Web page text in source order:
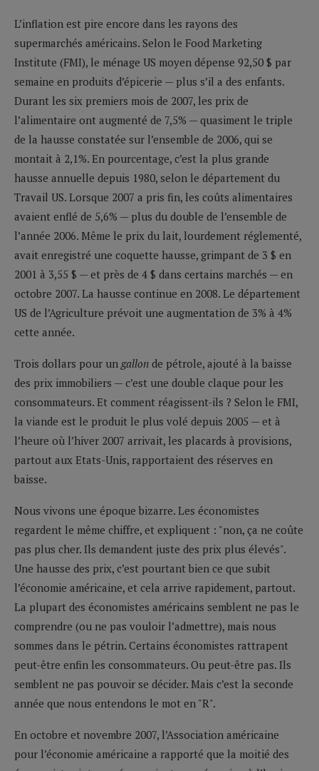
L’inflation est pire encore dans les rayons des
supermarchés américains. Selon le Food Marketing
Institute (FMI), le ménage US moyen dépense 92,50 $ par
semaine en produits d’épicerie — plus s’il a des enfants.
Durant les six premiers mois de 2007, les prix de
l’alimentaire ont augmenté de 7,5% — quasiment le triple
de la hausse constatée sur l’ensemble de 2006, qui se
montait à 2,1%. En pourcentage, c’est la plus grande
hausse annuelle depuis 1980, selon le département du
Travail US. Lorsque 2007 a pris fin, les coûts alimentaires
avaient enflé de 5,6% — plus du double de l’ensemble de
l’année 2006. Même le prix du lait, lourdement réglementé,
avait enregistré une coquette hausse, grimpant de 3 $ en
2001 à 3,55 $ — et près de 4 $ dans certains marchés — en
octobre 2007. La hausse continue en 2008. Le département
US de l’Agriculture prévoit une augmentation de 3% à 4%
cette année.
Trois dollars pour un gallon de pétrole, ajouté à la baisse
des prix immobiliers — c’est une double claque pour les
consommateurs. Et comment réagissent-ils ? Selon le FMI,
la viande est le produit le plus volé depuis 2005 — et à
l’heure où l’hiver 2007 arrivait, les placards à provisions,
partout aux Etats-Unis, rapportaient des réserves en
baisse.
Nous vivons une époque bizarre. Les économistes
regardent le même chiffre, et expliquent : "non, ça ne coûte
pas plus cher. Ils demandent juste des prix plus élevés".
Une hausse des prix, c’est pourtant bien ce que subit
l’économie américaine, et cela arrive rapidement, partout.
La plupart des économistes américains semblent ne pas le
comprendre (ou ne pas vouloir l’admettre), mais nous
sommes dans le pétrin. Certains économistes rattrapent
peut-être enfin les consommateurs. Ou peut-être pas. Ils
semblent ne pas pouvoir se décider. Mais c’est la seconde
année que nous entendons le mot en "R".
En octobre et novembre 2007, l’Association américaine
pour l’économie américaine a rapporté que la moitié des